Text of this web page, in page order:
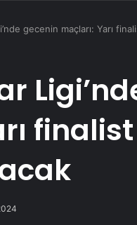
gecenin maçları: Yarı